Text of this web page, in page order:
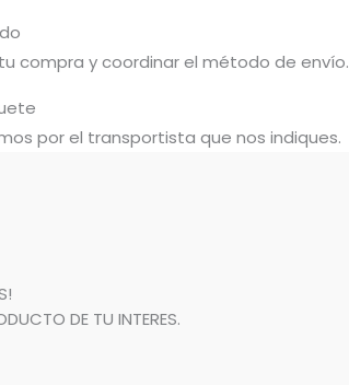
compra y coordinar el método de envío.
por el transportista que nos indiques.
DE TU INTERES.